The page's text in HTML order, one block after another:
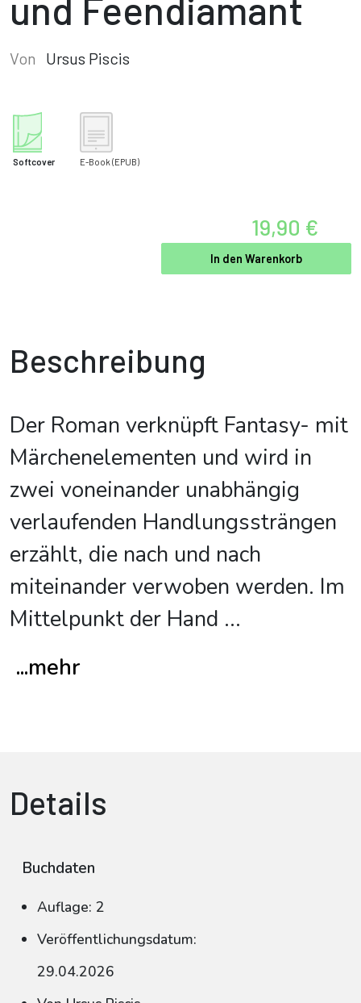
und Feendiamant
Von Ursus Piscis
Softcover E-Book (EPUB)
19,90 €
In den Warenkorb
Beschreibung
Der Roman verknüpft Fantasy- mit
Märchenelementen und wird in
zwei voneinander unabhängig
verlaufenden Handlungssträngen
erzählt, die nach und nach
miteinander verwoben werden. Im
Mittelpunkt der Hand ...
...mehr
Details
Buchdaten
Auflage: 2
Veröffentlichungsdatum:
29.04.2026